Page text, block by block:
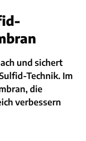
und sichert
Technik. Im
die
verbessern